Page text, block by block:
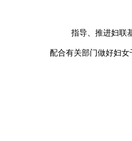
指导、推进妇联
配合有关部门做好妇女